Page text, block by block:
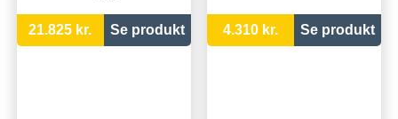
21.825 kr. Se produkt 4.310 kr. Se produkt